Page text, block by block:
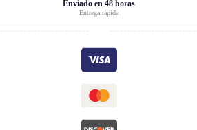
Enviado en 48 horas
Entrega rápida